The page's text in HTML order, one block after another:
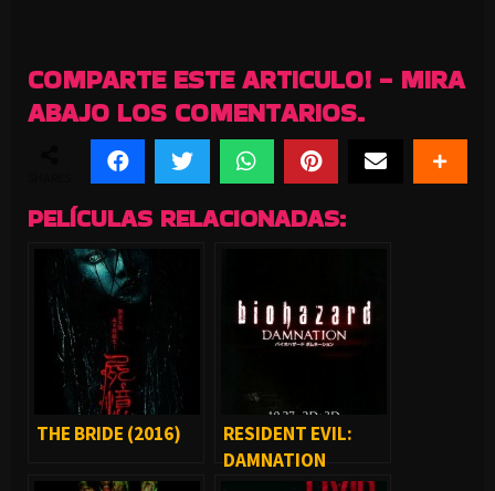
COMPARTE ESTE ARTICULO! - MIRA
ABAJO LOS COMENTARIOS.
PELÍCULAS RELACIONADAS:
THE BRIDE (2016)
RESIDENT EVIL:
DAMNATION